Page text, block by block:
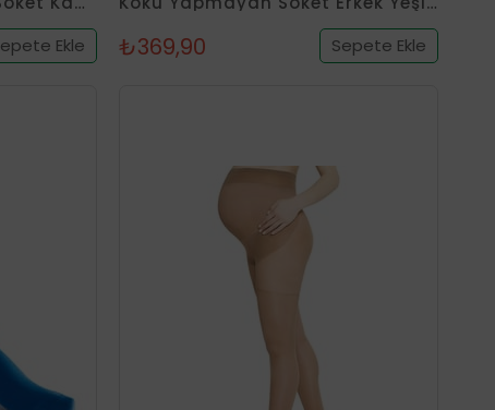
Ekle ₺369,90 Sepete Ekle